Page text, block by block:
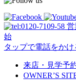
営
始
タップで電話をかけ
来店・見学予
OWNER’S